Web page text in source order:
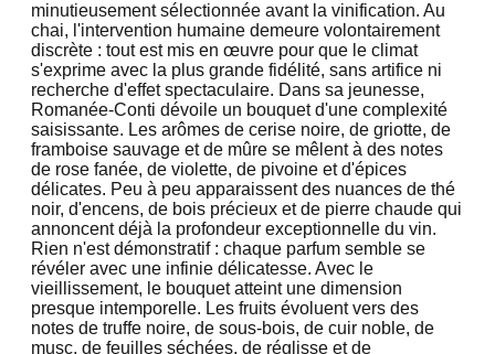
minutieusement sélectionnée avant la vinification. Au
chai, l'intervention humaine demeure volontairement
discrète : tout est mis en œuvre pour que le climat
s'exprime avec la plus grande fidélité, sans artifice ni
recherche d'effet spectaculaire. Dans sa jeunesse,
Romanée-Conti dévoile un bouquet d'une complexité
saisissante. Les arômes de cerise noire, de griotte, de
framboise sauvage et de mûre se mêlent à des notes
de rose fanée, de violette, de pivoine et d'épices
délicates. Peu à peu apparaissent des nuances de thé
noir, d'encens, de bois précieux et de pierre chaude qui
annoncent déjà la profondeur exceptionnelle du vin.
Rien n'est démonstratif : chaque parfum semble se
révéler avec une infinie délicatesse. Avec le
vieillissement, le bouquet atteint une dimension
presque intemporelle. Les fruits évoluent vers des
notes de truffe noire, de sous-bois, de cuir noble, de
musc, de feuilles séchées, de réglisse et de